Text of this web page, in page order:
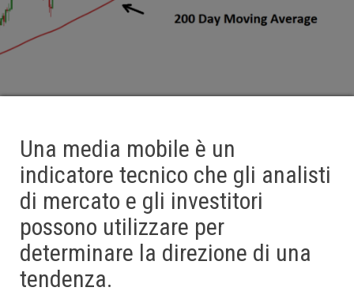
Una media mobile è un
indicatore tecnico che gli analisti
di mercato e gli investitori
possono utilizzare per
determinare la direzione di una
tendenza.